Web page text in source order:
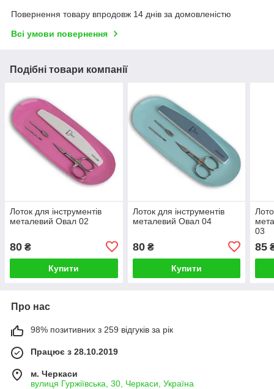
Повернення товару впродовж 14 днів за домовленістю
Всі умови повернення
Подібні товари компанії
Лоток для інструментів
металевий Овал 02
80 ₴
Купити
Лоток для інструментів
металевий Овал 04
80₴
Купити
03
85
Про нас
98% позитивних з 259 відгуків за рік
Працює з 28.10.2019
м. Черкаси
вулиця Гуржіївська, 30, Черкаси, Україна